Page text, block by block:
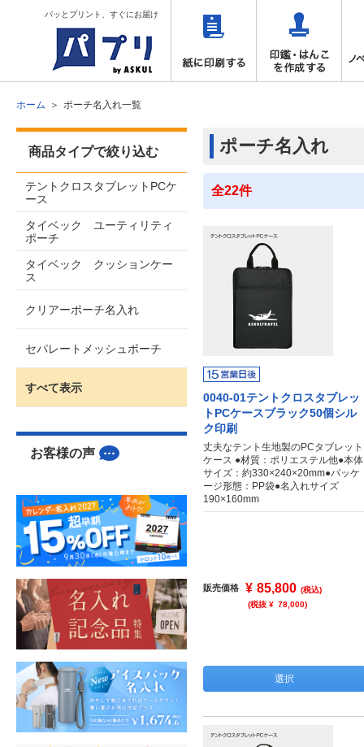
パッとプリント、すぐにお届け
ホーム ポーチ名入れ一覧
ポーチ名入れ
全22件
0040-01テントクロスタブレッ
トPCケースブラック50個シル
ク印刷
丈夫なテント生地製のPCタブレット
ケース ●材質：ポリエステル他●本体
サイズ：約330×240×20mm●パッケ
ージ形態：PP袋●名入れサイズ
190×160mm
販売価格 ¥ 85,800 (税込)
(税抜 ¥ 78,000)
選択
商品タイプで絞り込む
テントクロスタブレットPCケ
ース
タイベック ユーティリティ
ポーチ
タイベック クッションケー
ス
クリアーポーチ名入れ
セパレートメッシュポーチ
すべて表示
お客様の声